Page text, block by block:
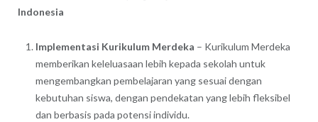
Indonesia
Implementasi Kurikulum Merdeka – Kurikulum Merdeka
memberikan keleluasaan lebih kepada sekolah untuk
mengembangkan pembelajaran yang sesuai dengan
kebutuhan siswa, dengan pendekatan yang lebih fleksibel
dan berbasis pada potensi individu.